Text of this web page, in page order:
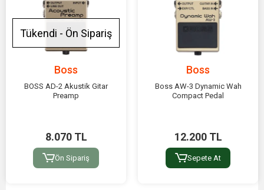
Tükendi - Ön Sipariş
Boss
BOSS AD-2 Akustik Gitar
Preamp
8.070 TL
Ön Sipariş
Boss
Boss AW-3 Dynamic Wah
Compact Pedal
12.200 TL
Sepete At